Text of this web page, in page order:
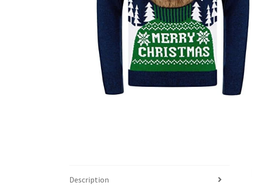
Description